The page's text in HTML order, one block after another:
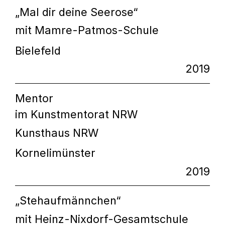
„Mal dir deine Seerose“
mit Mamre-Patmos-Schule
Bielefeld
2019
Mentor
im Kunstmentorat NRW
Kunsthaus NRW
Kornelimünster
2019
„Stehaufmännchen“
mit Heinz-Nixdorf-Gesamtschule